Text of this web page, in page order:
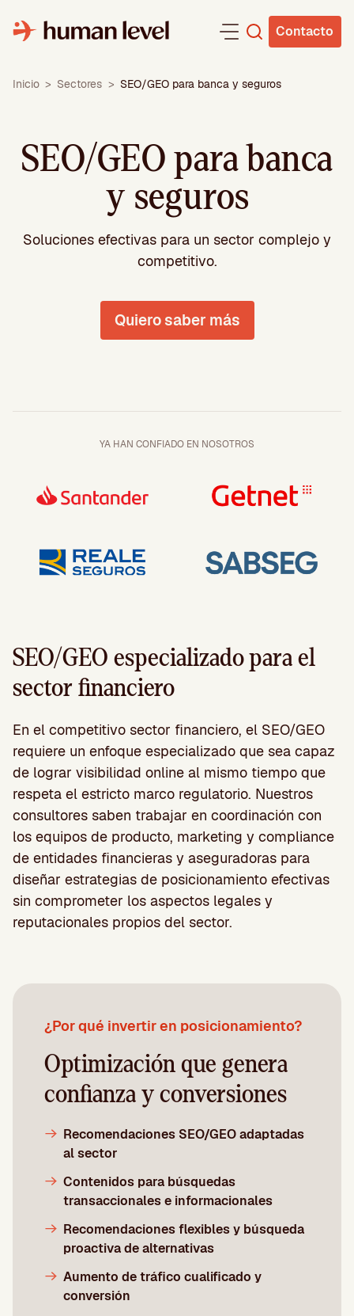
contenido
Contacto
Inicio > Sectores > SEO/GEO para banca y seguros
SEO/GEO para banca
y seguros
Soluciones efectivas para un sector complejo y
competitivo.
Quiero saber más
YA HAN CONFIADO EN NOSOTROS
SEO/GEO especializado para el
sector financiero
En el competitivo sector financiero, el SEO/GEO
requiere un enfoque especializado que sea capaz
de lograr visibilidad online al mismo tiempo que
respeta el estricto marco regulatorio. Nuestros
consultores saben trabajar en coordinación con
los equipos de producto, marketing y compliance
de entidades financieras y aseguradoras para
diseñar estrategias de posicionamiento efectivas
sin comprometer los aspectos legales y
reputacionales propios del sector.
¿Por qué invertir en posicionamiento?
Optimización que genera
confianza y conversiones
Recomendaciones SEO/GEO adaptadas
al sector
Contenidos para búsquedas
transaccionales e informacionales
Recomendaciones flexibles y búsqueda
proactiva de alternativas
Aumento de tráfico cualificado y
conversión